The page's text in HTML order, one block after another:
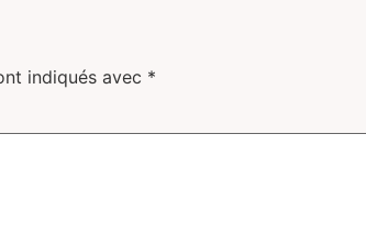
indiqués avec *